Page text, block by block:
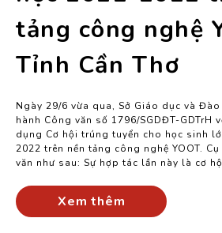
tảng công nghệ
Tỉnh Cần Thơ
Ngày 29/6 vừa qua, Sở Giáo dục và
hành Công văn số 1796/SGDĐT-GDTrH
dụng Cơ hội trúng tuyển cho học sinh
2022 trên nền tảng công nghệ YOOT.
văn như sau: Sự hợp tác lần này là cơ
Xem thêm